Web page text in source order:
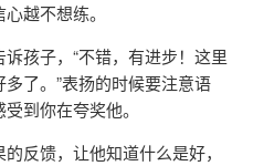
越不想练。
孩子，“不错，有进步！这里
了。”表扬的时候要注意语
到你在夸奖他。
反馈，让他知道什么是好，